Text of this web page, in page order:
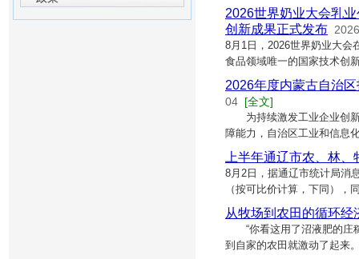
2026世界奶业大会乳
创新成果正式发布
8月1日，2026世界奶业大会
食品领域唯一的国家技术创
2026年度内蒙古自治
04 [全文]
为持续激发工业企业创新
障能力，自治区工业和信息
上半年通辽市农、林
8月2日，据通辽市统计局消
（按可比价计算，下同）
从牧场到农田的循环经
“你看这用了沼液肥的庄稼
到自家的农田就激动了起